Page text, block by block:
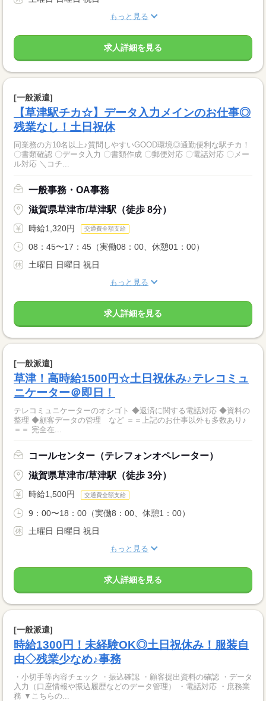
もっと見る
求人詳細を見る
[一般派遣]
【草津駅チカ☆】データ入力メインのお仕事◎
残業なし！土日祝休
同業務の方10名以上♪質問しやすいGOOD環境◎通勤便利な駅チカ！
〇書類確認 〇データ入力 〇書類作成 〇郵便対応 〇電話対応 〇メー
ル対応 ＼コチ...
一般事務・OA事務
滋賀県草津市/草津駅（徒歩 8分）
時給1,320円 交通費全額支給
08：45〜17：45（実働08：00、休憩01：00）
土曜日 日曜日 祝日
もっと見る
求人詳細を見る
[一般派遣]
草津！高時給1500円☆土日祝休み♪テレコミュ
ニケーター＠即日！
テレコミュニケーターのオシゴト ◆返済に関する電話対応 ◆資料の
整理 ◆顧客データの管理 など ＝＝上記のお仕事以外も多数あり♪
＝＝ 完全在...
コールセンター（テレフォンオペレーター）
滋賀県草津市/草津駅（徒歩 3分）
時給1,500円 交通費全額支給
9：00〜18：00（実働8：00、休憩1：00）
土曜日 日曜日 祝日
もっと見る
求人詳細を見る
[一般派遣]
時給1300円！未経験OK◎土日祝休み！服装自
由◇残業少なめ♪事務
・小切手等内容チェック ・振込確認 ・顧客提出資料の確認 ・データ
入力（口座情報や振込履歴などのデータ管理） ・電話対応 ・庶務業
務 ▼こちらの...